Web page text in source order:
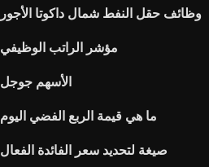
وظائف حقل النفط شمال داكوتا الأجور
مؤشر الراتب الوظيفي
الأسهم جوجل
ما هي قيمة الربع الفضي اليوم
صيغة لتحديد سعر الفائدة الفعال